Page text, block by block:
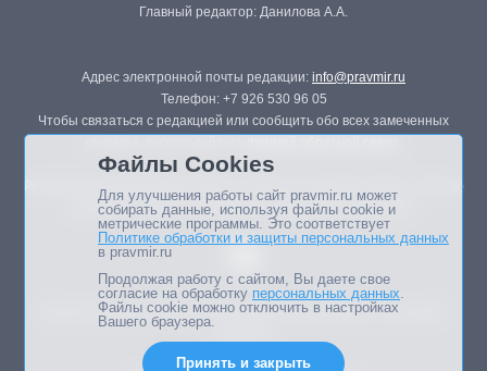
Главный редактор: Данилова А.А.
Адрес электронной почты редакции: info@pravmir.ru
Телефон: +7 926 530 96 05
Чтобы связаться с редакцией или сообщить обо всех замеченных
Републикация материалов сайта в печатных изданиях (книгах, прессе)
возможна только с письменного разрешения редакции.
Мнение авторов статей портала может не совпадать с позицией
Файлы Cookies
Для улучшения работы сайт pravmir.ru может
собирать данные, используя файлы cookie и
метрические программы. Это соответствует
Политике обработки и защиты персональных данных
в pravmir.ru
Продолжая работу с сайтом, Вы даете свое
согласие на обработку персональных данных.
Файлы cookie можно отключить в настройках
Вашего браузера.
Принять и закрыть